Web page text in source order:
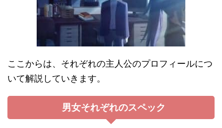
ここからは、それぞれの主人公のプロフィールにつ
いて解説していきます。
男女それぞれのスペック